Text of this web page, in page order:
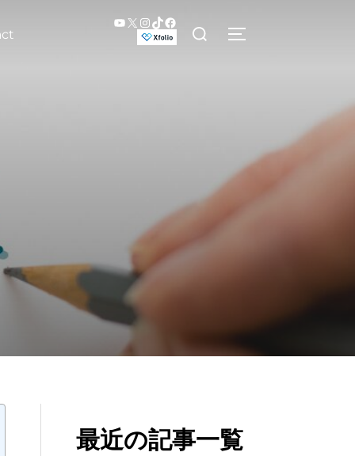
YouTube
X Instagram
TikTokFacebook
サイドバーとナビ
最近の記事一覧